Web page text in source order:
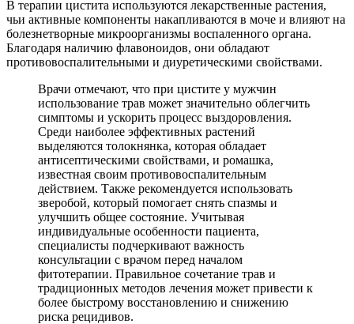
В терапии цистита используются лекарственные растения,
чьи активные компоненты накапливаются в моче и влияют на
болезнетворные микроорганизмы воспаленного органа.
Благодаря наличию флавоноидов, они обладают
противовоспалительными и диуретическими свойствами.
Врачи отмечают, что при цистите у мужчин
использование трав может значительно облегчить
симптомы и ускорить процесс выздоровления.
Среди наиболее эффективных растений
выделяются толокнянка, которая обладает
антисептическими свойствами, и ромашка,
известная своим противовоспалительным
действием. Также рекомендуется использовать
зверобой, который помогает снять спазмы и
улучшить общее состояние. Учитывая
индивидуальные особенности пациента,
специалисты подчеркивают важность
консультации с врачом перед началом
фитотерапии. Правильное сочетание трав и
традиционных методов лечения может привести к
более быстрому восстановлению и снижению
риска рецидивов.